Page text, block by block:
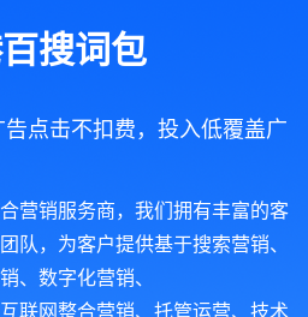
搜词包
点击不扣费，投入低覆盖广
营销服务商，我们拥有丰富的客
队，为客户提供基于搜索营销、
、数字化营销、
联网整合营销、托管运营、技术